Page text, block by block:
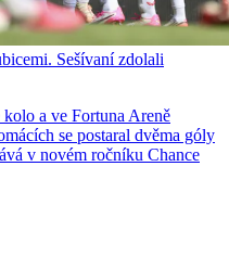
Sešívaní zdolali
a ve Fortuna Areně
se postaral dvěma góly
v novém ročníku Chance